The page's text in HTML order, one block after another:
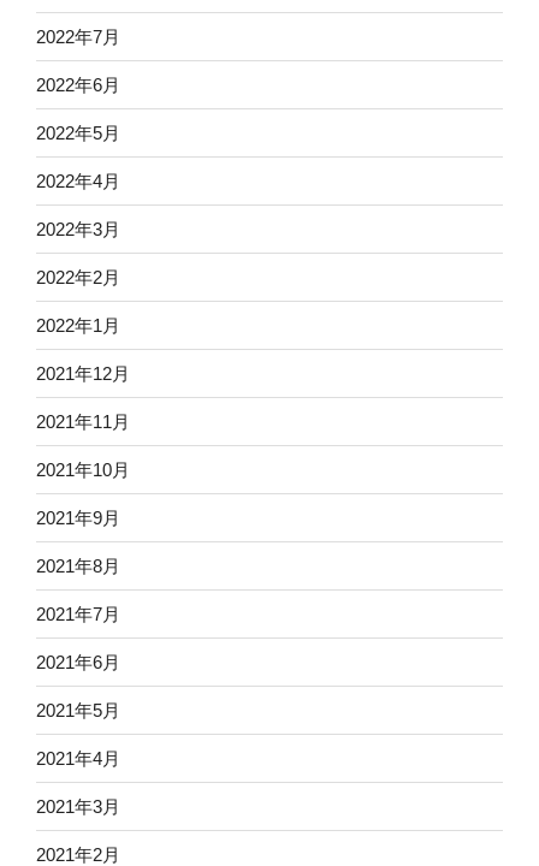
2022年7月
2022年6月
2022年5月
2022年4月
2022年3月
2022年2月
2022年1月
2021年12月
2021年11月
2021年10月
2021年9月
2021年8月
2021年7月
2021年6月
2021年5月
2021年4月
2021年3月
2021年2月